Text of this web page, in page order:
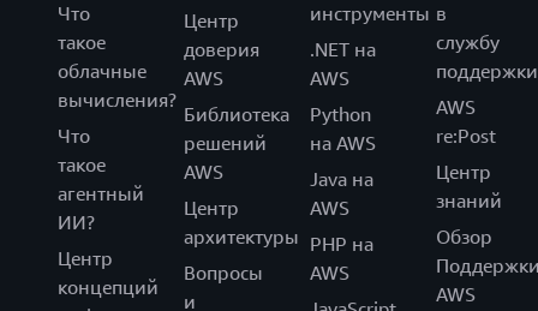
Что
такое
облачные
вычисления?
Что
такое
агентный
ИИ?
Центр
концепций
Центр
доверия
AWS
Библиотека
решений
AWS
Центр
архитектуры
Вопросы
и
инструменты
.NET на
AWS
Python
на AWS
Java на
AWS
PHP на
AWS
в
службу
поддержки
AWS
re:Post
Центр
знаний
Обзор
AWS